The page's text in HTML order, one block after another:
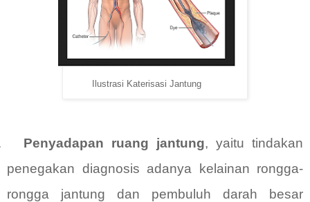
Ilustrasi Katerisasi Jantung
Penyadapan ruang jantung, yaitu tindakan
penegakan diagnosis adanya kelainan rongga-
rongga jantung dan pembuluh darah besar